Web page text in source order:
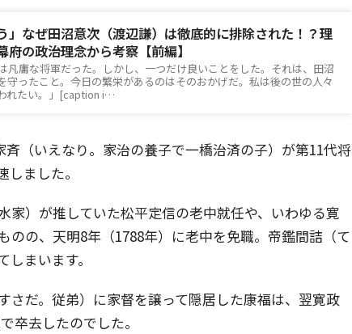
」なぜ田沼意次（渡辺謙）は徹底的に排除された！？理
府の政治理念から考察【前編】
凡庸な将軍だった。しかし、一つだけ良いことをした。それは、田沼
守ったこと。今日の繁栄があるのはそのおかげだ。私は後の世の人々
れたい。」[caption i…
（いえなり。家治の養子で一橋治済の子）が第11代将
ました。
家）が推していた松平定信の老中就任や、いわゆる寛
のの、天明8年（1788年）に老中を免職。帝鑑間詰（て
まいます。
さだ。従弟）に家督を譲って隠居した康福は、翌寛政
卒去したのでした。